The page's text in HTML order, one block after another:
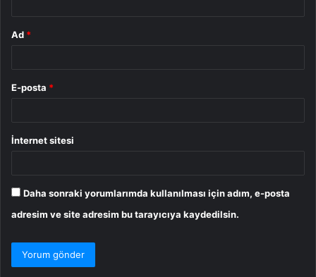
Ad *
E-posta *
İnternet sitesi
Daha sonraki yorumlarımda kullanılması için adım, e-posta
adresim ve site adresim bu tarayıcıya kaydedilsin.